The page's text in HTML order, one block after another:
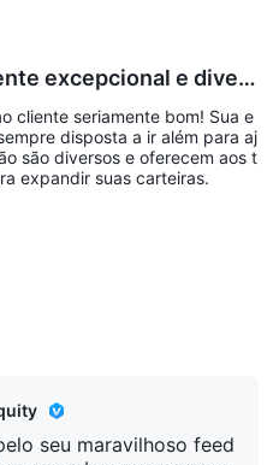
is at the heart of w
about our customer su
alway
evolving forex market.
regards, On
excepcional e divers
OnEquity
cliente seriamente bom! Sua e
disposta a ir além para aj
são diversos e oferecem aos t
expandir suas carteiras.